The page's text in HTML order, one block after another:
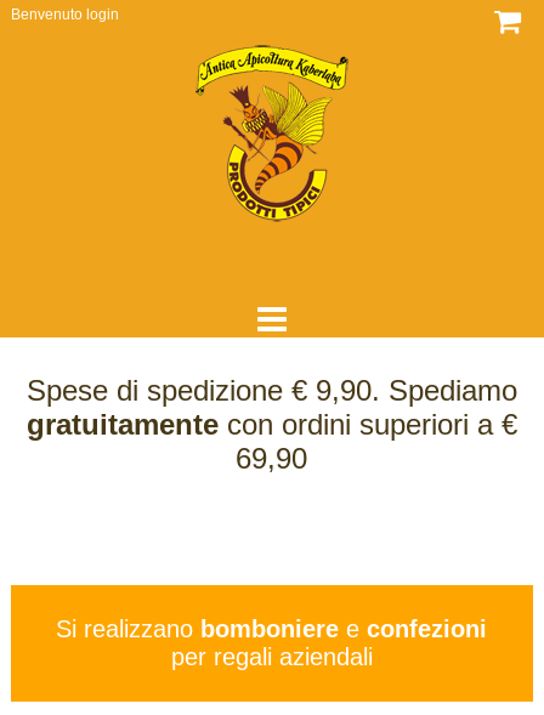
Benvenuto login
DOVE SIAMO
CONTATTI
Spese di spedizione € 9,90. Spediamo
gratuitamentecon ordini superiori a €
69,90
Si realizzano bomboniere econfezioni
per regali aziendali